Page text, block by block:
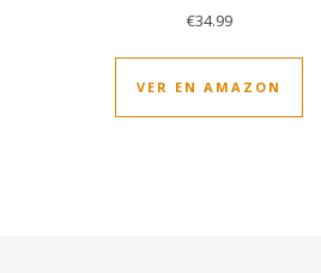
€34.99
VER EN AMAZON